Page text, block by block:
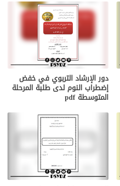
دور الإرشاد التربوي في خفض
إضطراب النوم لدى طلبة المرحلة
المتوسطة pdf